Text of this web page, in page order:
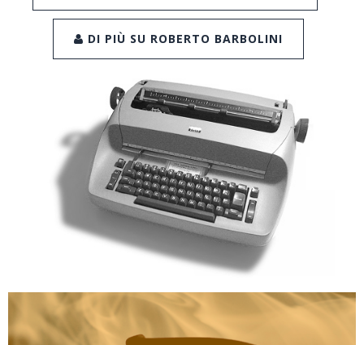
DI PIÙ SU ROBERTO BARBOLINI